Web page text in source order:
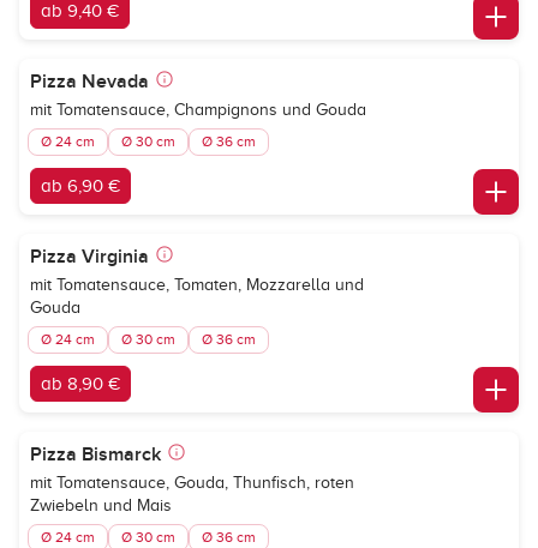
ab 9,40 €
Pizza Nevada
mit Tomatensauce, Champignons und Gouda
Ø 24 cm Ø 30 cm Ø 36 cm
ab 6,90 €
Pizza Virginia
mit Tomatensauce, Tomaten, Mozzarella und
Gouda
Ø 24 cm Ø 30 cm Ø 36 cm
ab 8,90 €
Pizza Bismarck
mit Tomatensauce, Gouda, Thunfisch, roten
Zwiebeln und Mais
Ø 24 cm Ø 30 cm Ø 36 cm